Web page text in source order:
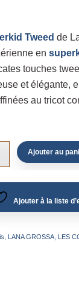
Tweed de
en
touches
et élégante,
au tricot
Ajouter au
Ajouter à la liste
, LANA GROSSA, LES